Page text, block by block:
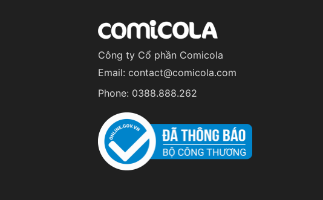
Công ty Cổ phần Comicola
Email: contact@comicola.com
Phone: 0388.888.262